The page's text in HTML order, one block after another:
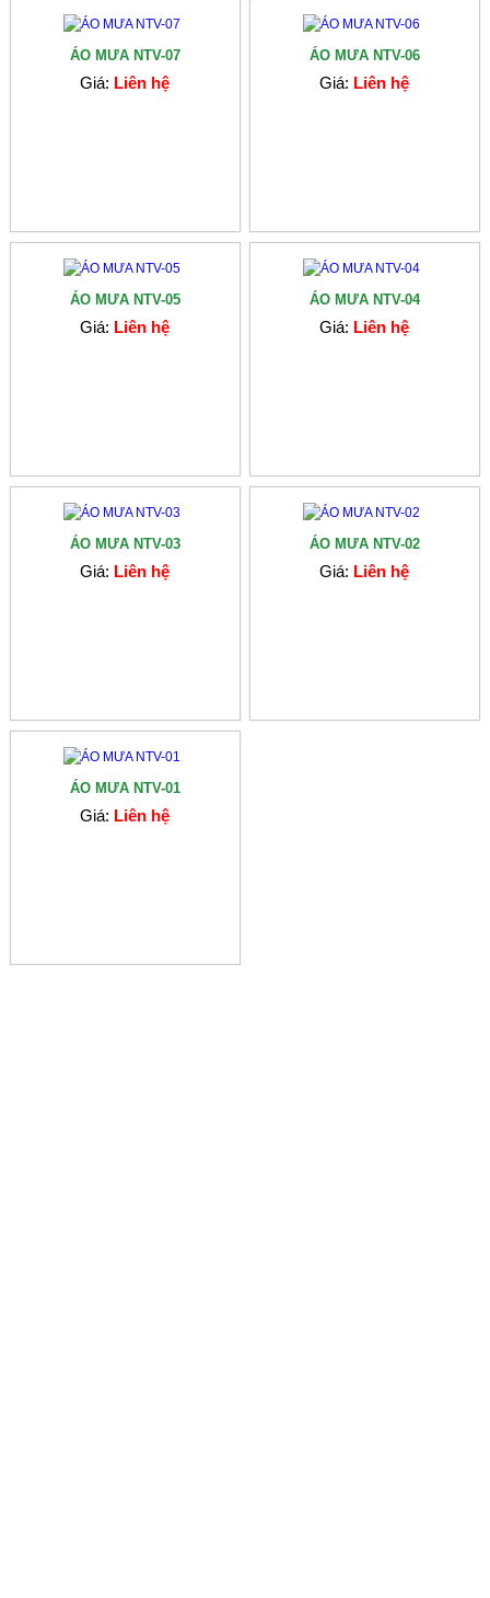
ÁO MƯA NTV-07
Giá: Liên hệ
ÁO MƯA NTV-06
Giá: Liên hệ
ÁO MƯA NTV-05
Giá: Liên hệ
ÁO MƯA NTV-04
Giá: Liên hệ
ÁO MƯA NTV-03
Giá: Liên hệ
ÁO MƯA NTV-02
Giá: Liên hệ
ÁO MƯA NTV-01
Giá: Liên hệ